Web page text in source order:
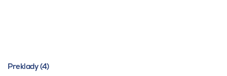
Preklady (4)